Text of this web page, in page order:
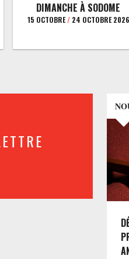
DIMANCHE À SODOME
15 OCTOBRE/24 OCTOBRE 2026